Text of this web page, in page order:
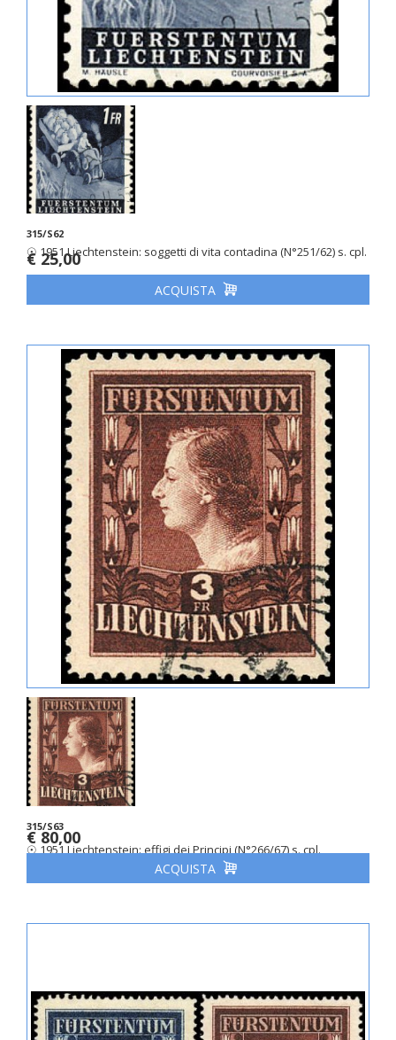
315/S62
☉ 1951 Liechtenstein: soggetti di vita contadina (N°251/62) s. cpl.
€ 25,00
ACQUISTA
315/S63
☉ 1951 Liechtenstein: effigi dei Principi (N°266/67) s. cpl.
€ 80,00
ACQUISTA